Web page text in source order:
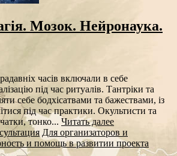
Мозок. Нейронаука.
часів включали в себе
під час ритуалів. Тантріки та
себе бодхісатвами та бажествами, із
під час практики. Окультисти та
тонко... Читать далее
Для организаторов и
и помощь в развитии проекта